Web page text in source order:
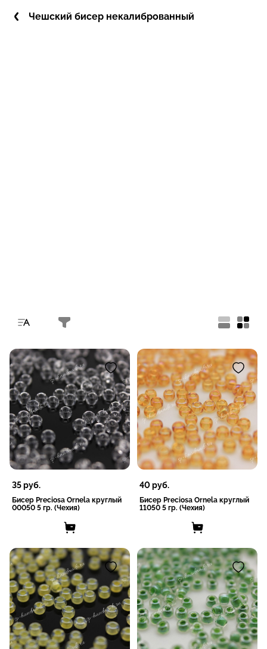
Чешский бисер некалиброванный
35руб.
Бисер Preciosa Ornela круглый
00050 5 гр. (Чехия)
40руб.
Бисер Preciosa Ornela круглый
11050 5 гр. (Чехия)